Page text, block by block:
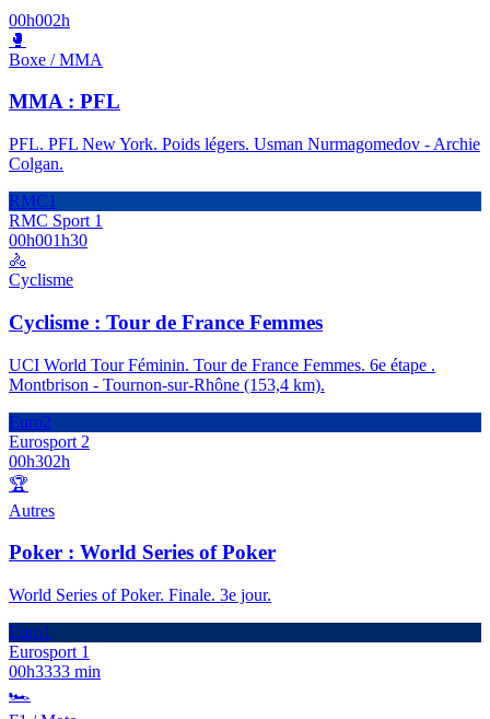
00h002h
🥊
Boxe / MMA
MMA : PFL
PFL. PFL New York. Poids légers. Usman Nurmagomedov - Archie
Colgan.
RMC1
RMC Sport 1
00h001h30
🚴
Cyclisme
Cyclisme : Tour de France Femmes
UCI World Tour Féminin. Tour de France Femmes. 6e étape .
Montbrison - Tournon-sur-Rhône (153,4 km).
Euro2
Eurosport 2
00h302h
🏆
Autres
Poker : World Series of Poker
World Series of Poker. Finale. 3e jour.
Euro1
Eurosport 1
00h3333 min
🏎️